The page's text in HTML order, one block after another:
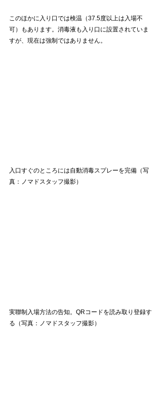
このほかに入り口では検温（37.5度以上は入場不
可）もあります。消毒液も入り口に設置されていま
すが、現在は強制ではありません。
入口すぐのところには自動消毒スプレーを完備（写
真：ノマドスタッフ撮影）
実聯制 入場方法の告知。QRコードを読み取り 登録す
る （写真：ノマドスタッフ撮影）